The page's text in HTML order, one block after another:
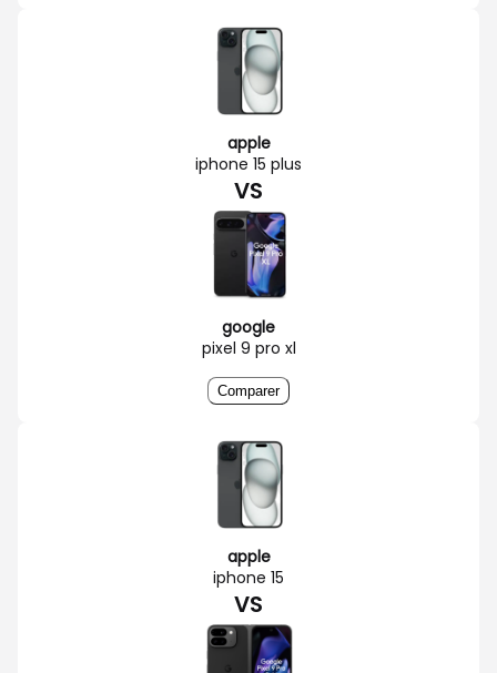
apple
iphone 15 plus
VS
google
pixel 9 pro xl
Comparer
apple
iphone 15
VS